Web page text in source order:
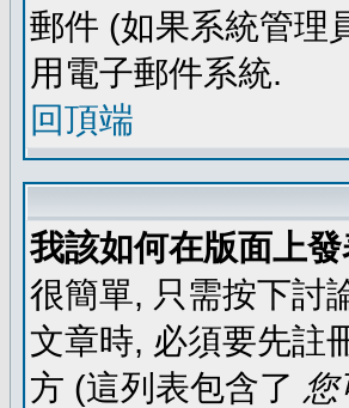
郵件 (如果系統管理
用電子郵件系統.
回頂端
我該如何在版面上
很簡單, 只需按下討
文章時, 必須要先註
方 (這列表包含了 您